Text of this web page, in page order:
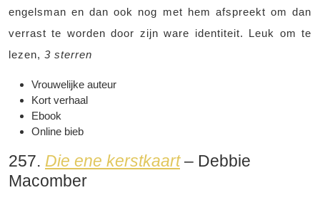
engelsman en dan ook nog met hem afspreekt om dan
verrast te worden door zijn ware identiteit. Leuk om te
lezen, 3 sterren
Vrouwelijke auteur
Kort verhaal
Ebook
Online bieb
257. Die ene kerstkaart– Debbie
Macomber